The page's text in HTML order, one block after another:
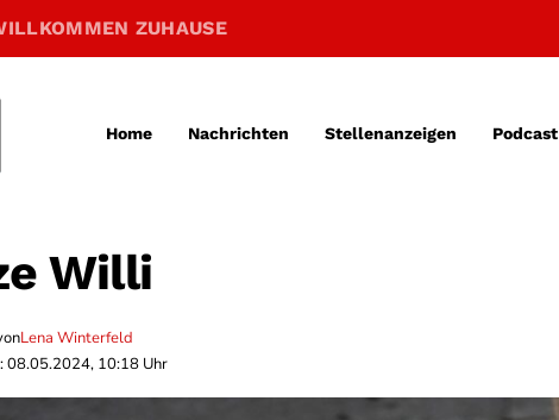
ZUHAUSE
Home Nachrichten Stellenanzeigen Podcast
Willi
Lena Winterfeld
08.05.2024, 10:18 Uhr